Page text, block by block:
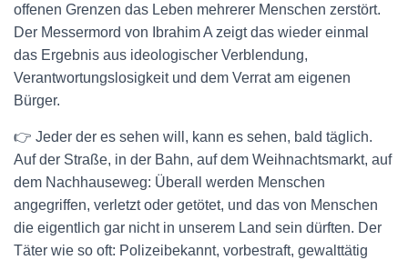
offenen Grenzen das Leben mehrerer Menschen zerstört.
Der Messermord von Ibrahim A zeigt das wieder einmal
das Ergebnis aus ideologischer Verblendung,
Verantwortungslosigkeit und dem Verrat am eigenen
Bürger.
👉 Jeder der es sehen will, kann es sehen, bald täglich.
Auf der Straße, in der Bahn, auf dem Weihnachtsmarkt, auf
dem Nachhauseweg: Überall werden Menschen
angegriffen, verletzt oder getötet, und das von Menschen
die eigentlich gar nicht in unserem Land sein dürften. Der
Täter wie so oft: Polizeibekannt, vorbestraft, gewalttätig